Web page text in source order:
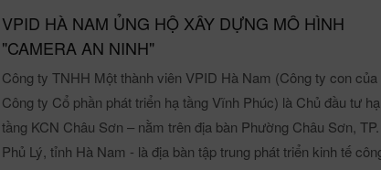
sự nỗ lực của bản thân để mang về những bàn thắng mở tỉ số
đội mình có cơ hội giành trọn 3 điểm trong mỗi trận đấu. Các cầu
thủ đã cho thấy sự nỗ lực của bản thân để mang về những bàn
thắng mở tỉ số Sau 3 trận đấu cân tài cân sức theo thể thức vòng
tròn tính điểm, đội bóng Công ty cổ phần phát triển hạ tầng Vĩnh
Phúc (FC VPID) đã giành được 6 điểm đứng thứ nhất, xếp ở vị trí
thứ 2 là đội bóng Ban quản lý các KCN tỉnh Vĩnh Phúc và ở vị trí
VPID HÀ NAM ỦNG HỘ XÂY DỰNG MÔ HÌNH
"CAMERA AN NINH"
Công ty TNHH Một thành viên VPID Hà Nam (Công ty con của
Công ty Cổ phần phát triển hạ tầng Vĩnh Phúc) là Chủ đầu tư hạ
tầng KCN Châu Sơn – nằm trên địa bàn Phường Châu Sơn, TP.
Phủ Lý, tỉnh Hà Nam - là địa bàn tập trung phát triển kinh tế